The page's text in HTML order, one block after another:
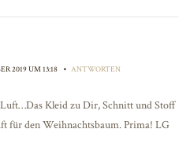
2019 UM 13:18 • ANTWORTEN
Luft…Das Kleid zu Dir, Schnitt und Stoff
für den Weihnachtsbaum. Prima! LG